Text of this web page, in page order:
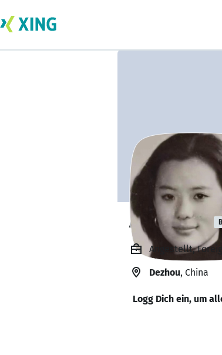
Anna Guan
Angestellt,
Dezhou, China
Logg Dich ein, um